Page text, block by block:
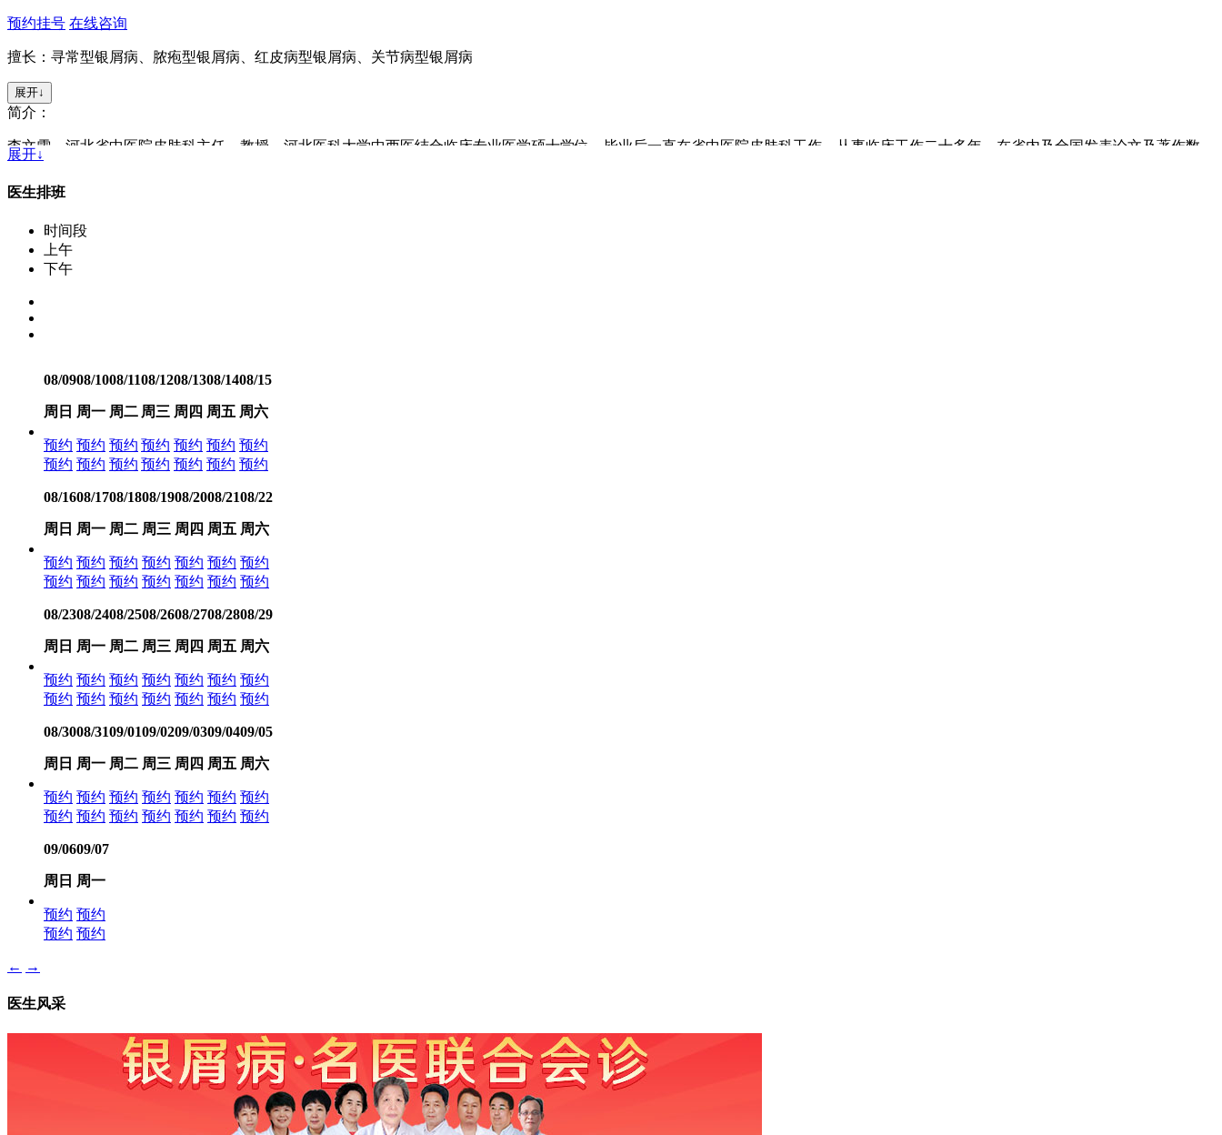
预约挂号 在线咨询
擅长：寻常型银屑病、脓疱型银屑病、红皮病型银屑病、关节病型银屑病
展开↓
简介：
李文雪，河北省中医院皮肤科主任，教授，河北医科大学中西医结合临床专业医学硕士学位，毕业后一直在省中医院皮肤科工作，从事临床工作二十多年，在省内及全国发表论文及著作数
篇。主持消庀汤治疗牛皮癣的临床研究获得河北中医药学会三等奖，主持痤平汤治疗痤疮的临床研究获得河北中医药学会三等奖。主持氟伐他汀对高血压病病人血压和血清炎症介质的影响获
得河北医药学会二等奖，运用中西医擅长治疗银屑病、痤疮及变态反应性疾病，运用纯中药外洗治疗手足部慢性湿疹疗效显著。在长期的皮肤科临床实践中，总结了一套皮肤病防治经验。擅
长治疗牛皮癣、痤疮、皮炎、湿疹、手足癣、甲癣、扁平疣、寻常疣、黄褐斑等真菌性皮肤病及尖锐湿疣、淋病、梅毒、非淋性尿道炎等性传播疾病。并对慢性湿疹、带状疱疹后遗神经痛及
慢性荨麻疹等顽固性皮肤病运用中西药联合治疗显著。
展开↓
医生排班
时间段
上午
下午
08/09
周日
08/10
周一
08/11
周二
08/12
周三
08/13
周四
08/14
周五
08/15
周六
预约 预约 预约 预约 预约 预约 预约
预约 预约 预约 预约 预约 预约 预约
08/16
周日
08/17
周一
08/18
周二
08/19
周三
08/20
周四
08/21
周五
08/22
周六
预约 预约 预约 预约 预约 预约 预约
预约 预约 预约 预约 预约 预约 预约
08/23
周日
08/24
周一
08/25
周二
08/26
周三
08/27
周四
08/28
周五
08/29
周六
预约 预约 预约 预约 预约 预约 预约
预约 预约 预约 预约 预约 预约 预约
08/30
周日
08/31
周一
09/01
周二
09/02
周三
09/03
周四
09/04
周五
09/05
周六
预约 预约 预约 预约 预约 预约 预约
预约 预约 预约 预约 预约 预约 预约
09/06
周日
09/07
周一
预约 预约
预约 预约
← →
医生风采